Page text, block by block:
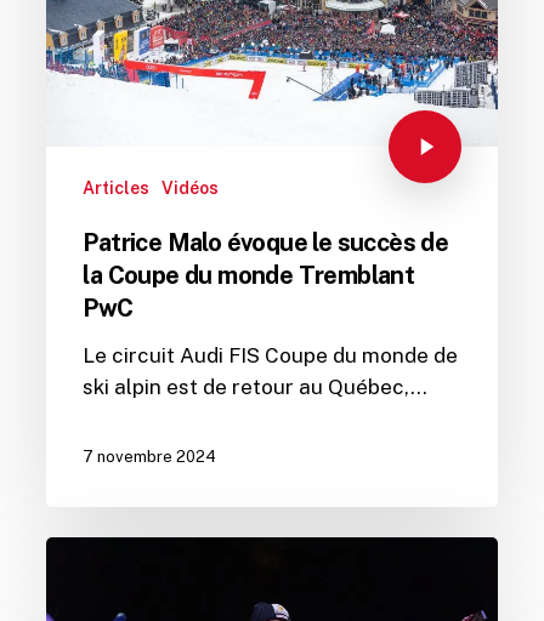
Articles Vidéos
Patrice Malo évoque le succès de
la Coupe du monde Tremblant
PwC
Le circuit Audi FIS Coupe du monde de
ski alpin est de retour au Québec,…
7 novembre 2024